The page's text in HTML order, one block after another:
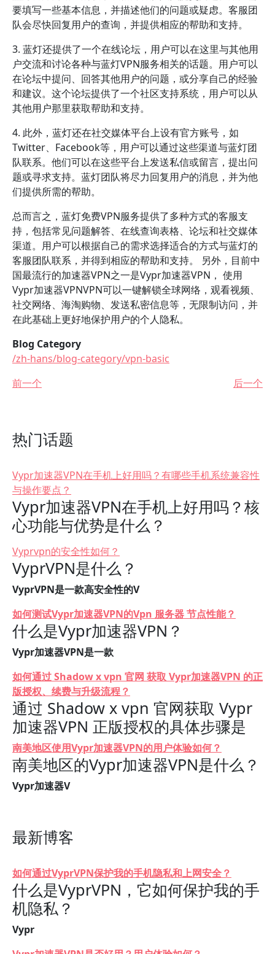
要填写一些基本信息，并描述他们的问题或疑虑。客服团
队会尽快回复用户的查询，并提供相应的帮助和支持。
3. 蓝灯还提供了一个在线论坛，用户可以在这里与其他用
户交流和讨论各种与蓝灯VPN服务相关的话题。用户可以
在论坛中提问、回答其他用户的问题，或分享自己的经验
和建议。这个论坛提供了一个社区支持系统，用户可以从
其他用户那里获取帮助和支持。
4. 此外，蓝灯还在社交媒体平台上设有官方账号，如
Twitter、Facebook等，用户可以通过这些渠道与蓝灯团
队联系。他们可以在这些平台上发送私信或留言，提出问
题或寻求支持。蓝灯团队将尽力回复用户的消息，并为他
们提供所需的帮助。
总而言之，蓝灯免费VPN服务提供了多种方式的客服支
持，包括常见问题解答、在线查询表格、论坛和社交媒体
渠道。用户可以根据自己的需求选择适合的方式与蓝灯的
客服团队联系，并得到相应的帮助和支持。 另外，目前中
国最流行的加速器VPN之一是Vypr加速器VPN， 使用
Vypr加速器VPNVPN可以一键解锁全球网络，观看视频、
社交网络、海淘购物、发送私密信息等，无限制访问，并
在此基础上更好地保护用户的个人隐私。
Blog Category
/zh-hans/blog-category/vpn-basic
前一个
后一个
热门话题
Vypr加速器VPN在手机上好用吗？有哪些手机系统兼容性
与操作要点？
Vypr加速器VPN在手机上好用吗？核
心功能与优势是什么？
Vyprvpn的安全性如何？
VyprVPN是什么？
VyprVPN是一款高安全性的V
如何测试Vypr加速器VPN的Vpn 服务器 节点性能？
什么是Vypr加速器VPN？
Vypr加速器VPN是一款
如何通过 Shadow x vpn 官网 获取 Vypr加速器VPN 的正
版授权、续费与升级流程？
通过 Shadow x vpn 官网获取 Vypr
加速器VPN 正版授权的具体步骤是
南美地区使用Vypr加速器VPN的用户体验如何？
南美地区的Vypr加速器VPN是什么？
Vypr加速器V
最新博客
如何通过VyprVPN保护我的手机隐私和上网安全？
什么是VyprVPN，它如何保护我的手
机隐私？
Vypr